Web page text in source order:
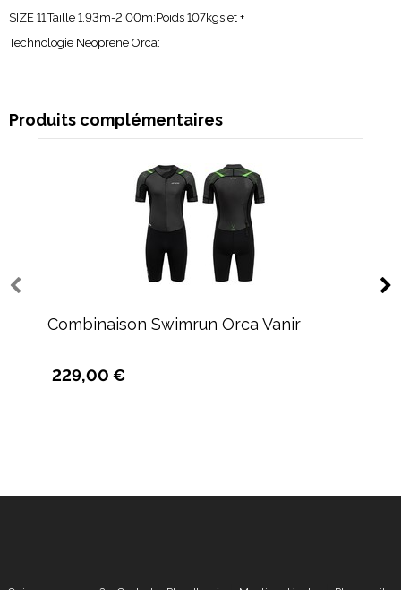
SIZE 11:Taille 1.93m-2.00m:Poids 107kgs et +
Technologie Neoprene Orca:
Produits complémentaires
Combinaison Swimrun Orca Vanir
229,00 €